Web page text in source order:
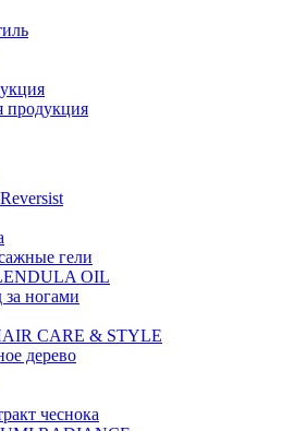
продукция
гели
OIL
за ногами
CARE & STYLE
дерево
чеснока